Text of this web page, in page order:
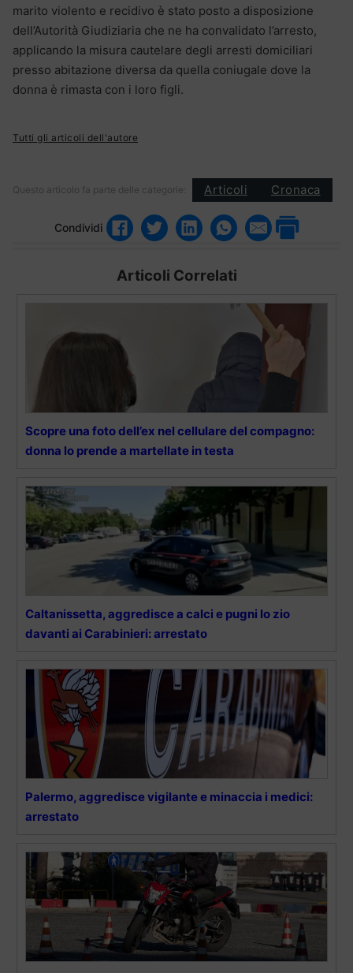
marito violento e recidivo è stato posto a disposizione
dell’Autorità Giudiziaria che ne ha convalidato l’arresto,
applicando la misura cautelare degli arresti domiciliari
presso abitazione diversa da quella coniugale dove la
donna è rimasta con i loro figli.
Tutti gli articoli dell'autore
Questo articolo fa parte delle categorie: Articoli Cronaca
Condividi
Articoli Correlati
Scopre una foto dell’ex nel cellulare del compagno:
donna lo prende a martellate in testa
Caltanissetta, aggredisce a calci e pugni lo zio
davanti ai Carabinieri: arrestato
Palermo, aggredisce vigilante e minaccia i medici:
arrestato